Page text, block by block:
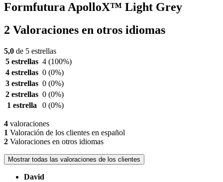
Formfutura ApolloX™ Light Grey
2 Valoraciones en otros idiomas
5,0 de 5 estrellas
5 estrellas 4 (100%)
4 estrellas 0 (0%)
3 estrellas 0 (0%)
2 estrellas 0 (0%)
1 estrella
0 (0%)
4 valoraciones
1 Valoración de los clientes en español
2 Valoraciones en otros idiomas
Mostrar todas las valoraciones de los clientes
David